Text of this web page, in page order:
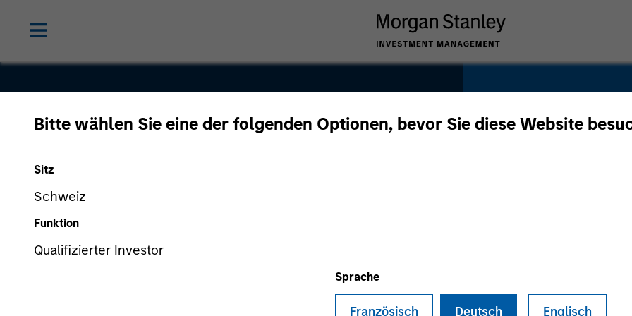
Bitte wählen Sie eine der folgenden Optionen, bevor Sie diese Website
Sitz
Schweiz
Funktion
Qualifizierter Investor
Sprache
Französisch Deutsch Englisch
Cyber Security